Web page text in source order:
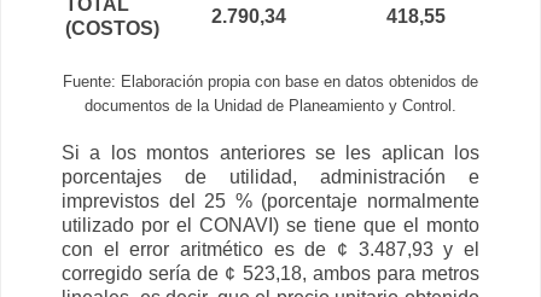
(COSTOS)
2.790,34 418,55
Fuente: Elaboración propia con base en datos obtenidos de
documentos de la Unidad de Planeamiento y Control.
Si a los montos anteriores se les aplican los
porcentajes de utilidad, administración e
imprevistos del 25 % (porcentaje normalmente
utilizado por el CONAVI) se tiene que el monto
con el error aritmético es de ¢ 3.487,93 y el
corregido sería de ¢ 523,18, ambos para metros